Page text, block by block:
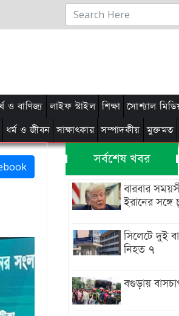
ও বাণিজ্য লাইফ স্টাইল শিক্ষা সোশ্যাল
ধর্ম ও জীবন সাক্ষাৎকার সম্পাদকীয় মুক্তমত
সর্বশেষ খবর
বারবার
ইরানের সঙ্গে
সিলেটে দুই
নিহত ৭
বগুড়ায়